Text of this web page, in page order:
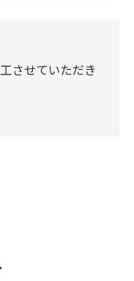
させていただき